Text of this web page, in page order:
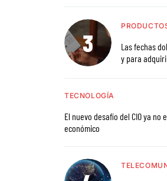
Las fechas
y para
TECNOLOGÍA
El nuevo desafío del CIO ya no
económico